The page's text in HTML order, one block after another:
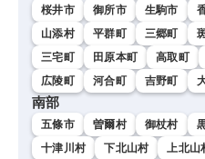
桜井市
御所市 生駒市
山添村
平群町 三郷町
三宅町
田原本町 高取町
広陵町
河合町 吉野町
南部
五條市 曽爾村 御杖村
十津川村
下北山村 上北山